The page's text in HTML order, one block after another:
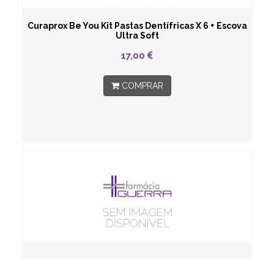
Curaprox Be You Kit Pastas Dentífricas X 6 + Escova
Ultra Soft
17,00
COMPRAR